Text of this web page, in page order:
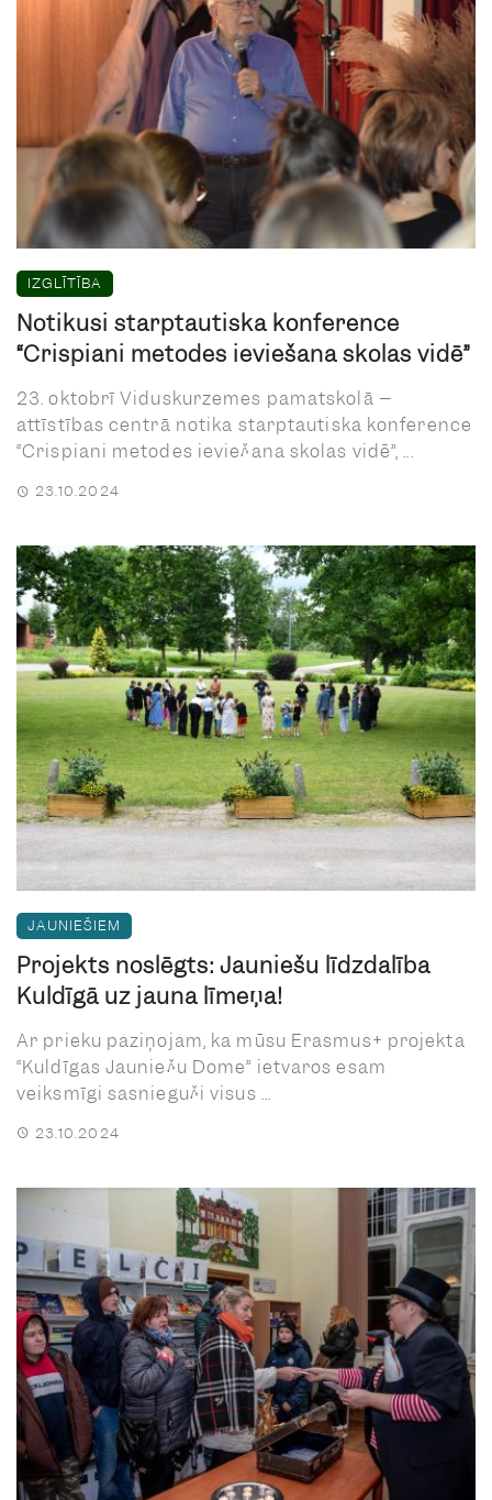
IZGLĪTĪBA
Notikusi starptautiska konference
“Crispiani metodes ieviešana skolas vidē”
23. oktobrī Viduskurzemes pamatskolā –
attīstības centrā notika starptautiska konference
“Crispiani metodes ieviešana skolas vidē”, ...
23.10.2024
JAUNIEŠIEM
Projekts noslēgts: Jauniešu līdzdalība
Kuldīgā uz jauna līmeņa!
Ar prieku paziņojam, ka mūsu Erasmus+ projekta
“Kuldīgas Jauniešu Dome” ietvaros esam
veiksmīgi sasnieguši visus ...
23.10.2024